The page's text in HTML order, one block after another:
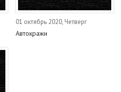
01 октябрь 2020, Четверг
Автокражи